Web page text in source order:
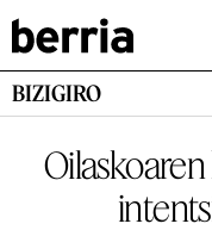
BIZIGIRO